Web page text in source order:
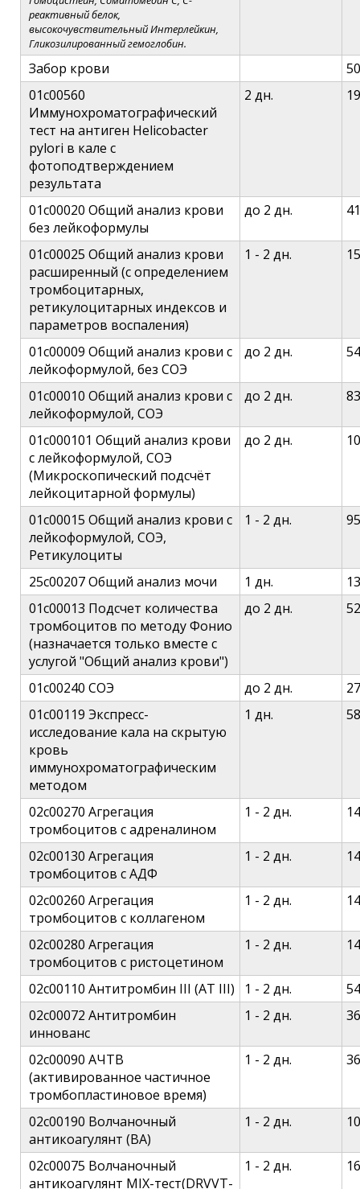
реактивный белок,
высокочувствительный Интерлейкин,
Гликозилированный гемоглобин.
Забор крови
01c00560
Иммунохроматографический
тест на антиген Helicobacter
pylori в кале с
фотоподтверждением
результата
2 дн.
01c00020 Общий анализ крови
без лейкоформулы
до 2 дн.
01c00025 Общий анализ крови
расширенный (с определением
тромбоцитарных,
ретикулоцитарных индексов и
параметров воспаления)
1 - 2 дн.
01c00009 Общий анализ крови с
лейкоформулой, без СОЭ
до 2 дн.
01c00010 Общий анализ крови с
лейкоформулой, СОЭ
до 2 дн.
01c000101 Общий анализ крови
с лейкоформулой, СОЭ
(Микроскопический подсчёт
лейкоцитарной формулы)
до 2 дн.
01c00015 Общий анализ крови с
лейкоформулой, СОЭ,
Ретикулоциты
1 - 2 дн.
25c00207 Общий анализ мочи 1 дн.
01c00013 Подсчет количества
тромбоцитов по методу Фонио
(назначается только вместе с
услугой "Общий анализ крови")
до 2 дн.
01c00240 СОЭ до 2 дн.
01c00119 Экспресс-
исследование кала на скрытую
кровь
иммунохроматографическим
методом
1 дн.
02c00270 Агрегация
тромбоцитов c адреналином
1 - 2 дн.
02c00130 Агрегация
тромбоцитов c АДФ
1 - 2 дн.
02c00260 Агрегация
тромбоцитов c коллагеном
1 - 2 дн.
02c00280 Агрегация
тромбоцитов c ристоцетином
1 - 2 дн.
02c00110 Антитромбин III (АТ III) 1 - 2 дн.
02c00072 Антитромбин
иннованс
1 - 2 дн.
02c00090 АЧТВ
(активированное частичное
тромбопластиновое время)
1 - 2 дн.
02c00190 Волчаночный
антикоагулянт (ВА)
1 - 2 дн.
02c00075 Волчаночный
антикоагулянт MIX-тест(DRVVT-
1 - 2 дн.